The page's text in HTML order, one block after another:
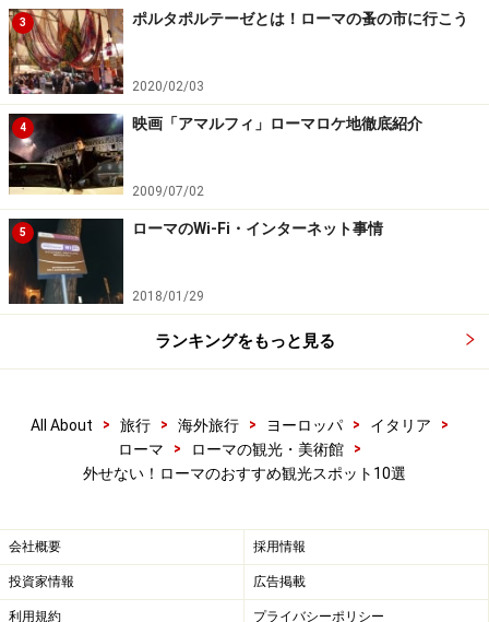
現在はローマ市庁舎が置かれているカンピドーリオの広場
へ。この広場の向こう側に壮大なローマ帝国の歴史地帯が
広がる
ローマの中心ベネチア広場に建つ、ビットリオ・エマヌ
エレ2世記念堂に向かって右手奥の小高い丘が、カピト
リーノ（カンピドリオ）の丘。古代ローマ帝国時代に
は、ジュピターが祀られ、神聖な場所として崇められて
いました。現在、丘の頂上にはローマ市庁舎が置かれて
ェロの設計で、その美しさを見るだけでも価値大です
が、向かうは市庁舎の脇の展望スペース。そこから、古
代ローマの遺跡を一望することができます。
もし時間がなくて、フォロ・ロマーノやコロッセオをじ
っくり見ることができなくても、一瞬で見学可能。時間
がある古代ファンなら、カンピドリオ広場の「カピトリ
3 ポルタポルテーゼとは！ローマの蚤の市に行こう
2020/02/03
4 映画「アマルフィ」ローマロケ地徹底紹介
2009/07/02
5 ローマのWi-Fi・インターネット事情
2018/01/29
ランキングをもっと見る
All About > 旅行 > 海外旅行 > ヨーロッパ > イタリア
>
ローマ
> ローマの観光・美術館
>
外せない！ローマのおすすめ観光スポット10選
会社概要 採用情報
投資家情報 広告掲載
利用規約 プライバシーポリシー